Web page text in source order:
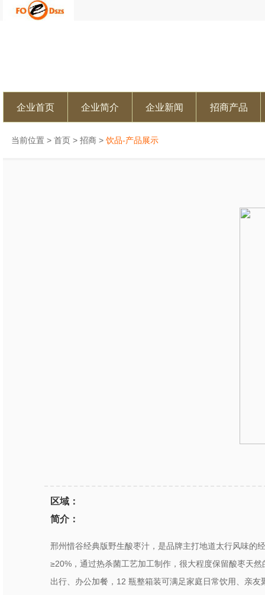
企业首页 企业简介 企业新闻 招商产品
当前位置 > 首页 > 招商 > 饮品-产品展示
区域：
简介：
邢州惜谷经典版野生酸枣汁，是品牌主打地道太行风味的
≥20%，通过热杀菌工艺加工制作，很大程度保留酸枣天
出行、办公加餐，12 瓶整箱装可满足家庭日常饮用、亲友